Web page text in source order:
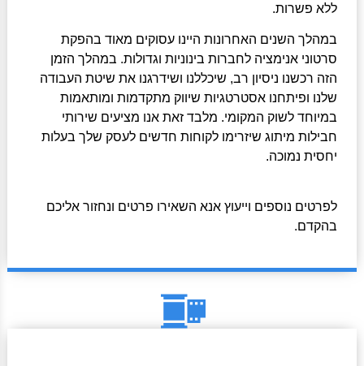
ללא פשרות.
במהלך השנים האחרונות היינו עסוקים מאוד בהפקת
סרטוני אנימציה לחברות בינוניות וגדולות. במהלך הזמן
הזה רכשנו ניסיון רב, שיכללנו ושידרגנו את שיטת העבודה
שלנו ופיתחנו אסטרטגיות שיווק מתקדמות ומותאמות
במיוחד לשוק המקומי. מלבד זאת אנו מציעים שירותי
חבילות מיתוג שיזרימו לקוחות חדשים לעסק שלך בעלות
יחסית נמוכה.
לפרטים נוספים וייעוץ אנא השאירו פרטים ונחזור אליכם
בהקדם.